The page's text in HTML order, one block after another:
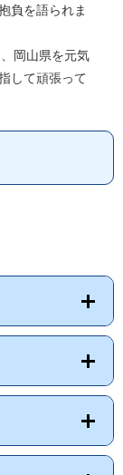
負を語られま
岡山県を元気
して頑張って